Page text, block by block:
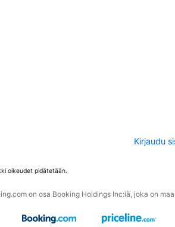
Kirjaudu
oikeudet pidätetään.
on osa Booking Holdings Inc:iä, joka on